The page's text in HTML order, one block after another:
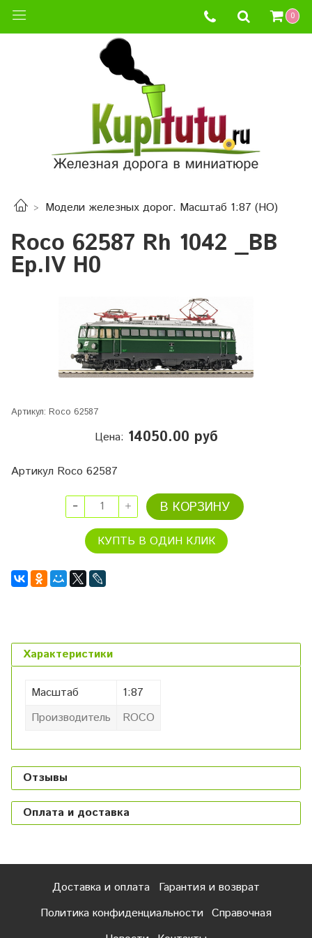
0
Модели железных дорог. Масштаб 1:87 (HO)
Roco 62587 Rh 1042 _BB
Ep.IV H0
Артикул: Roco 62587
Цена: 14050.00 руб
Артикул Roco 62587
В КОРЗИНУ
КУПТЬ В ОДИН КЛИК
Характеристики
Масштаб
1:87
Производитель
ROCO
Отзывы
Оплата и доставка
Доставка и оплата
Гарантия и возврат
Политика конфиденциальности Справочная